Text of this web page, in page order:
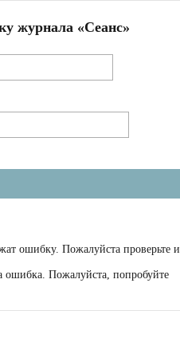
журнала «Сеанс»
ошибку. Пожалуйста проверьте и
ошибка. Пожалуйста, попробуйте